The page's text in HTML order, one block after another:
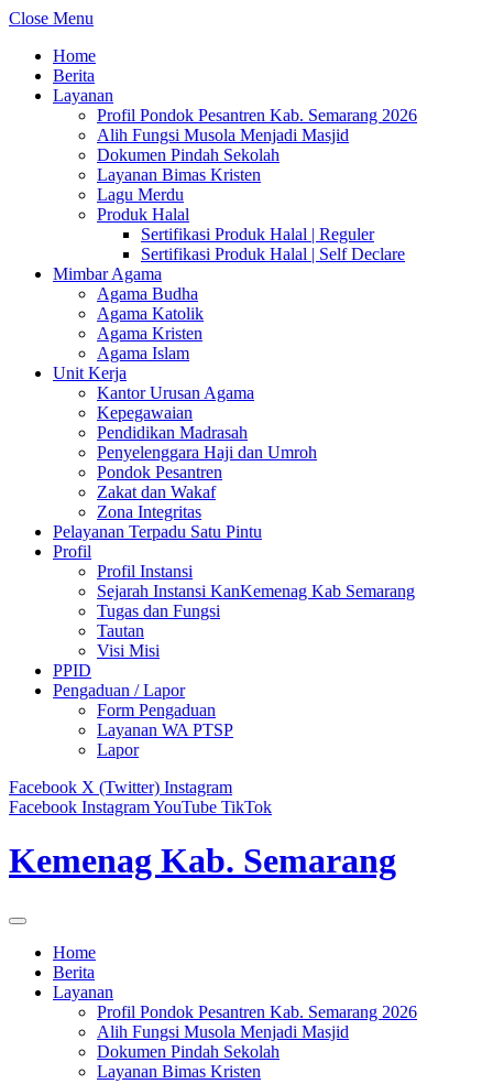
Close Menu
Home
Berita
Layanan
Profil Pondok Pesantren Kab. Semarang 2026
Alih Fungsi Musola Menjadi Masjid
Dokumen Pindah Sekolah
Layanan Bimas Kristen
Lagu Merdu
Produk Halal
Sertifikasi Produk Halal | Reguler
Sertifikasi Produk Halal | Self Declare
Mimbar Agama
Agama Budha
Agama Katolik
Agama Kristen
Agama Islam
Unit Kerja
Kantor Urusan Agama
Kepegawaian
Pendidikan Madrasah
Penyelenggara Haji dan Umroh
Pondok Pesantren
Zakat dan Wakaf
Zona Integritas
Pelayanan Terpadu Satu Pintu
Profil
Profil Instansi
Sejarah Instansi KanKemenag Kab Semarang
Tugas dan Fungsi
Tautan
Visi Misi
PPID
Pengaduan / Lapor
Form Pengaduan
Layanan WA PTSP
Lapor
Facebook X (Twitter) Instagram
Facebook InstagramYouTube TikTok
Kemenag Kab. Semarang
Home
Berita
Layanan
Profil Pondok Pesantren Kab. Semarang 2026
Alih Fungsi Musola Menjadi Masjid
Dokumen Pindah Sekolah
Layanan Bimas Kristen